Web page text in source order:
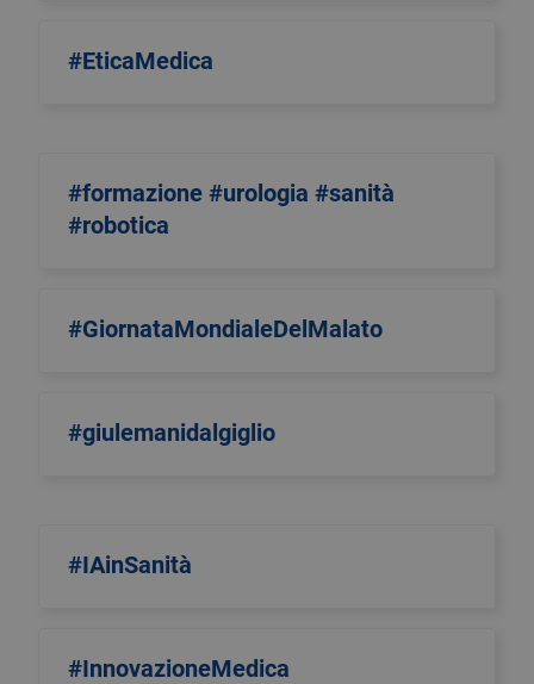
#EticaMedica
#formazione #urologia #sanità
#robotica
#GiornataMondialeDelMalato
#giulemanidalgiglio
#IAinSanità
#InnovazioneMedica